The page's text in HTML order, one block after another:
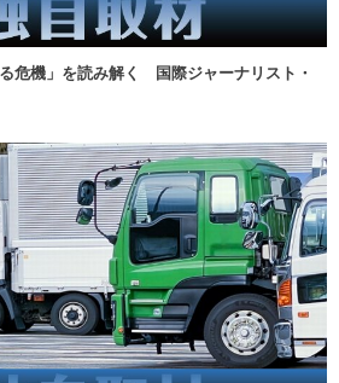
危機」を読み解く 国際ジャーナリスト・